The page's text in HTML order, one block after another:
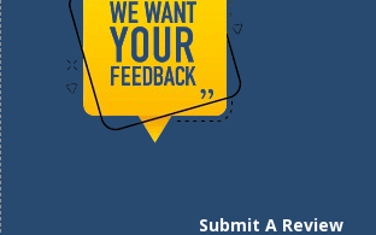
Submit A Review